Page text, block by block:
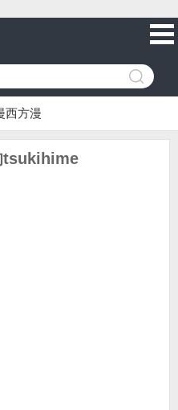
西方漫
tsukihime